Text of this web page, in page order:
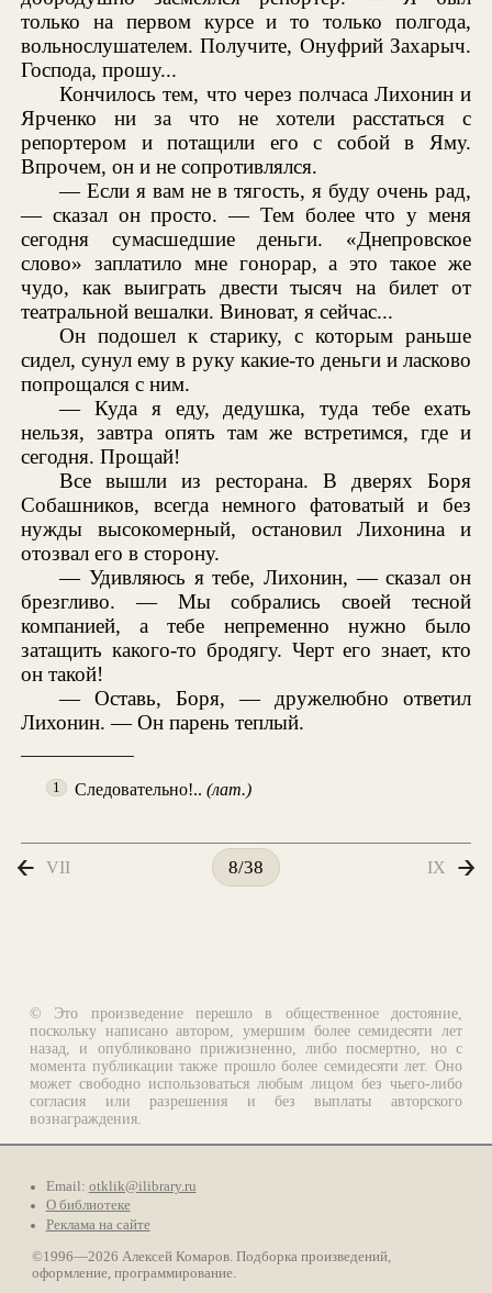
только на первом курсе и то только полгода,
вольнослушателем. Получите, Онуфрий Захарыч.
Господа, прошу...
Кончилось тем, что через полчаса Лихонин и
Ярченко ни за что не хотели расстаться с
репортером и потащили его с собой в Яму.
Впрочем, он и не сопротивлялся.
— Если я вам не в тягость, я буду очень рад,
— сказал он просто. — Тем более что у меня
сегодня сумасшедшие деньги. «Днепровское
слово» заплатило мне гонорар, а это такое же
чудо, как выиграть двести тысяч на билет от
театральной вешалки. Виноват, я сейчас...
Он подошел к старику, с которым раньше
сидел, сунул ему в руку какие-то деньги и ласково
попрощался с ним.
— Куда я еду, дедушка, туда тебе ехать
нельзя, завтра опять там же встретимся, где и
сегодня. Прощай!
Все вышли из ресторана. В дверях Боря
Собашников, всегда немного фатоватый и без
нужды высокомерный, остановил Лихонина и
отозвал его в сторону.
— Удивляюсь я тебе, Лихонин, — сказал он
брезгливо. — Мы собрались своей тесной
компанией, а тебе непременно нужно было
затащить какого-то бродягу. Черт его знает, кто
он такой!
— Оставь, Боря, — дружелюбно ответил
Лихонин. — Он парень теплый.
1 Следовательно!..(лат.)
VII 8/38 IX
© Это произведение перешло в общественное достояние,
поскольку написано автором, умершим более семидесяти лет
назад, и опубликовано прижизненно, либо посмертно, но с
момента публикации также прошло более семидесяти лет. Оно
может свободно использоваться любым лицом без чьего-либо
согласия или разрешения и без выплаты авторского
вознаграждения.
Email: otklik@ilibrary.ru
О библиотеке
Реклама на сайте
©1996—2026 Алексей Комаров. Подборка произведений,
оформление, программирование.